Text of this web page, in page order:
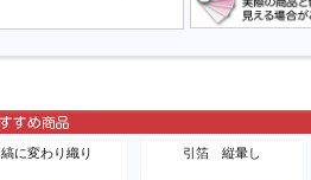
縞に変わり織り 引箔 縦暈し